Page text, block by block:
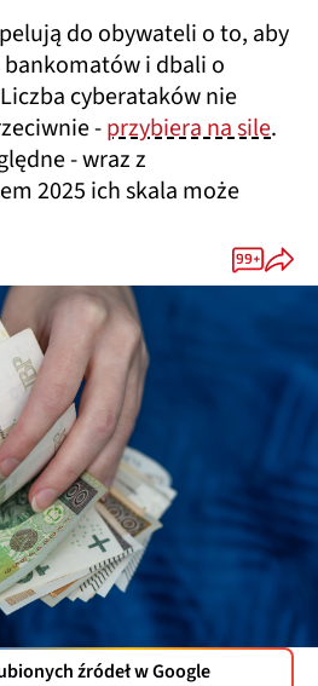
do obywateli o to, aby
i dbali o
cyberataków nie
-przybiera na sile.
- wraz z
2025 ich skala może
99+
źródeł w Google